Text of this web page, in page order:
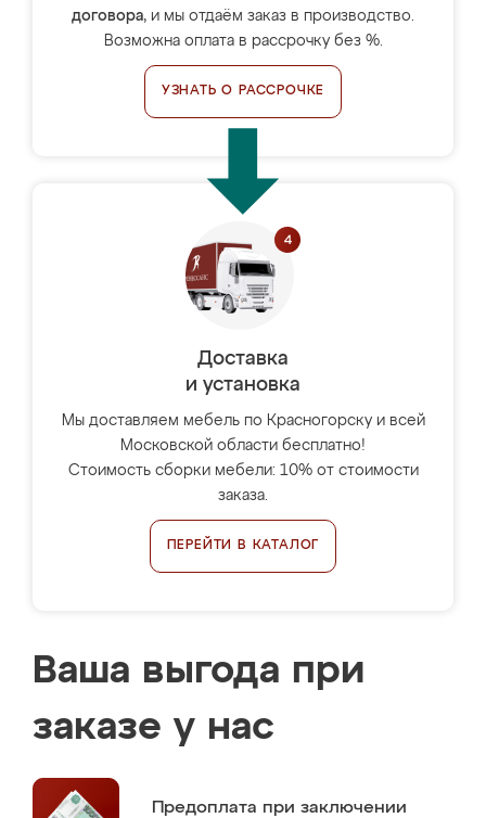
договора, и мы отдаём заказ в производство.
Возможна оплата в рассрочку без %.
УЗНАТЬ О РАССРОЧКЕ
Доставка
и установка
Мы доставляем мебель по Красногорску и всей
Московской области бесплатно!
Стоимость сборки мебели: 10% от стоимости
заказа.
ПЕРЕЙТИ В КАТАЛОГ
Ваша выгода при
заказе у нас
Предоплата при заключении